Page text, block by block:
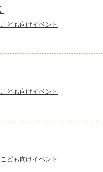
こども向けイベント
こども向けイベント
こども向けイベント